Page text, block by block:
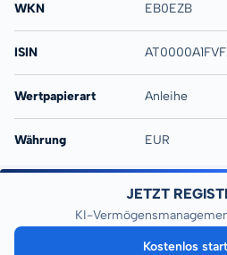
WKN EB0EZB
ISIN
Wertpapierart Anleihe
Währung EUR
JETZT
KI-
Kostenlos